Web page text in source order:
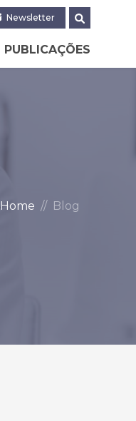
Newsletter
PUBLICAÇÕES
Home Blog